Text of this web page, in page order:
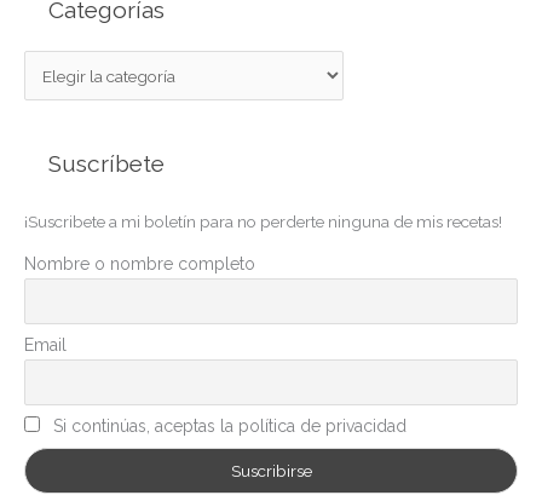
Categorías
a
o
r
a
s
Suscríbete
¡Suscribete a mi boletín para no perderte ninguna de mis recetas!
Nombre o nombre completo
Email
Si continúas, aceptas la política de privacidad